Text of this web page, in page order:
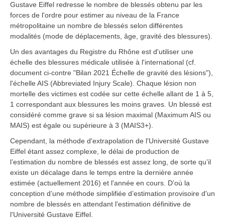
Gustave Eiffel redresse le nombre de blessés obtenu par les
forces de l'ordre pour estimer au niveau de la France
métropolitaine un nombre de blessés selon différentes
modalités (mode de déplacements, âge, gravité des blessures).
Un des avantages du Registre du Rhône est d'utiliser une
échelle des blessures médicale utilisée à l'international (cf.
document ci-contre "Bilan 2021 Échelle de gravité des lésions"),
l'échelle AIS (Abbreviated Injury Scale). Chaque lésion non
mortelle des victimes est codée sur cette échelle allant de 1 à 5,
1 correspondant aux blessures les moins graves. Un blessé est
considéré comme grave si sa lésion maximal (Maximum AIS ou
MAIS) est égale ou supérieure à 3 (MAIS3+).
Cependant, la méthode d'extrapolation de l'Université Gustave
Eiffel étant assez complexe, le délai de production de
l’estimation du nombre de blessés est assez long, de sorte qu’il
existe un décalage dans le temps entre la dernière année
estimée (actuellement 2016) et l'année en cours. D’où la
conception d’une méthode simplifiée d’estimation provisoire d'un
nombre de blessés en attendant l'estimation définitive de
l'Université Gustave Eiffel.